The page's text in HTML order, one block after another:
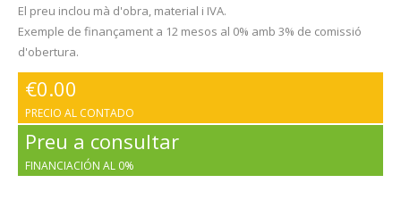
El preu inclou mà d'obra, material i IVA.
Exemple de finançament a 12 mesos al 0% amb 3% de comissió
d'obertura.
€0.00
PRECIO AL CONTADO
Preu a consultar
FINANCIACIÓN AL 0%